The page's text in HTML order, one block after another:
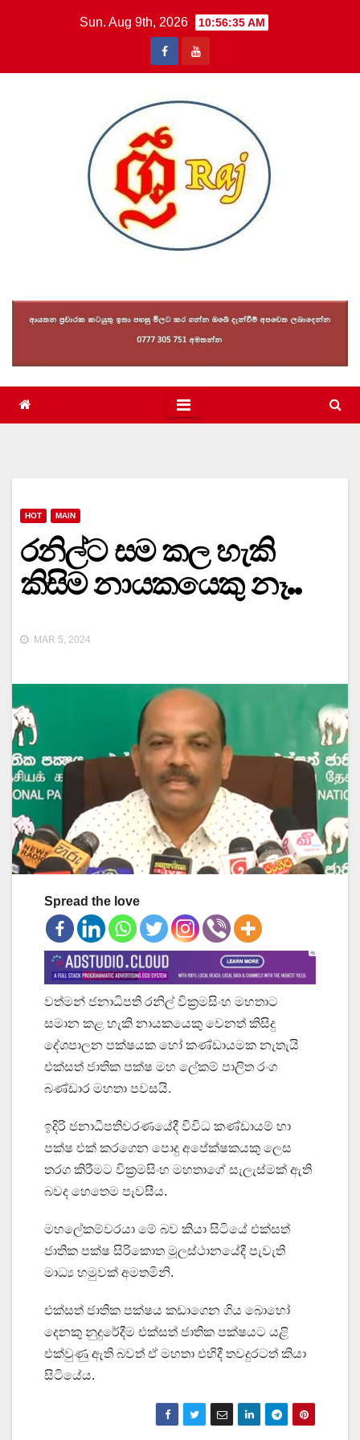
Sun. Aug 9th, 2026 10:56:36 AM
HOT MAIN
රනිල්ට සම කල හැකි
කිසිම නායකයෙකු නෑ..
MAR 5, 2024
Spread the love
වත්මන් ජනාධිපති රනිල් වික්‍රමසිංහ මහතාට
සමාන කළ හැකි නායකයෙකු වෙනත් කිසිදු
දේශපාලන පක්ෂයක හෝ කණ්ඩායමක නැතැයි
එක්සත් ජාතික පක්ෂ මහ ලේකම් පාලිත රංග
බණ්ඩාර මහතා පවසයි.
ඉදිරි ජනාධිපතිවරණයේදී විවිධ කණ්ඩායම් හා
පක්ෂ එක් කරගෙන පොදු අපේක්ෂකයකු ලෙස
තරග කිරීමට වික්‍රමසිංහ මහතාගේ සැලැස්මක් ඇති
බවද හෙතෙම පැවසීය.
මහලේකම්වරයා මේ බව කියා සිටියේ එක්සත්
ජාතික පක්ෂ සිරිකොත මූලස්ථානයේදී පැවැති
මාධ්‍ය හමුවක් අමතමිනි.
එක්සත් ජාතික පක්ෂය කඩාගෙන ගිය බොහෝ
දෙනකු නුදුරේදීම එක්සත් ජාතික පක්ෂයට යළි
එක්වුණු ඇති බවත් ඒ මහතා එහිදී තවදුරටත් කියා
සිටියේය.